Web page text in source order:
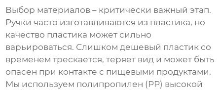
Выбор материалов – критически важный этап.
Ручки часто изготавливаются из пластика, но
качество пластика может сильно
варьироваться. Слишком дешевый пластик со
временем трескается, теряет вид и может быть
опасен при контакте с пищевыми продуктами.
Мы используем полипропилен (PP) высокой